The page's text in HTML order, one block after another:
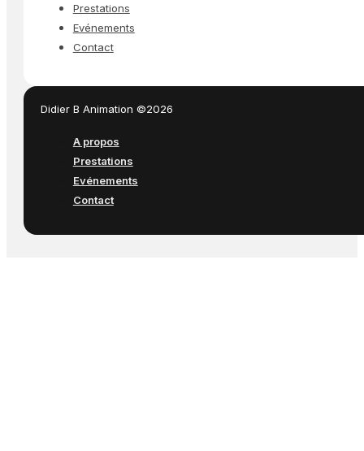
Prestations
Evénements
Contact
Didier B Animation ©2026
A propos
Prestations
Evénements
Contact